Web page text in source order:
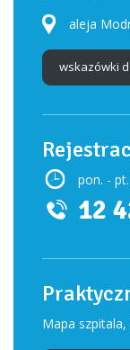
aleja
wskazówki
pon. -
12
Mapa